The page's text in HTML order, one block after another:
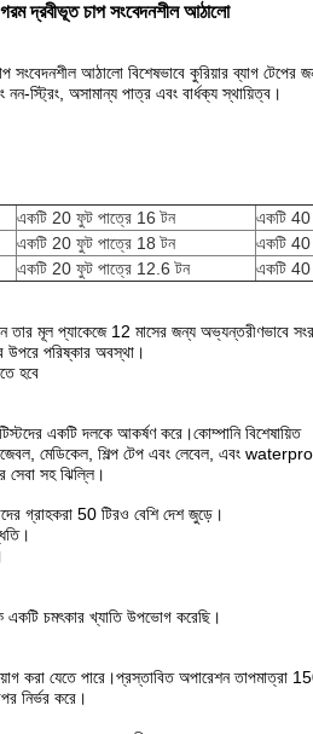
দ্রবীভূত চাপ সংবেদনশীল আঠালো
সংবেদনশীল আঠালো বিশেষভাবে কুরিয়ার ব্যাগ
স্ট্রিং, অসামান্য পাত্র এবং বার্ধক্য স্থায়িত্ব।
একটি 20 ফুট পাত্রে 16 টন
একটি 40
একটি 20 ফুট পাত্রে 18 টন
একটি 40
একটি 20 ফুট পাত্রে 12.6 টন একটি
তার মূল প্যাকেজে 12 মাসের জন্য অভ্যন্তরীণভাবে
উপরে পরিষ্কার অবস্থা।
হবে
একটি দলকে আকর্ষণ করে।কোম্পানি বিশেষায়িত
মেডিকেল, শিল্প টেপ এবং লেবেল, এবং
সেবা সহ ঝিল্লি।
গ্রাহকরা 50 টিরও বেশি দেশ জুড়ে।
চমৎকার খ্যাতি উপভোগ করেছি।
করা যেতে পারে।প্রস্তাবিত অপারেশন
নির্ভর করে।